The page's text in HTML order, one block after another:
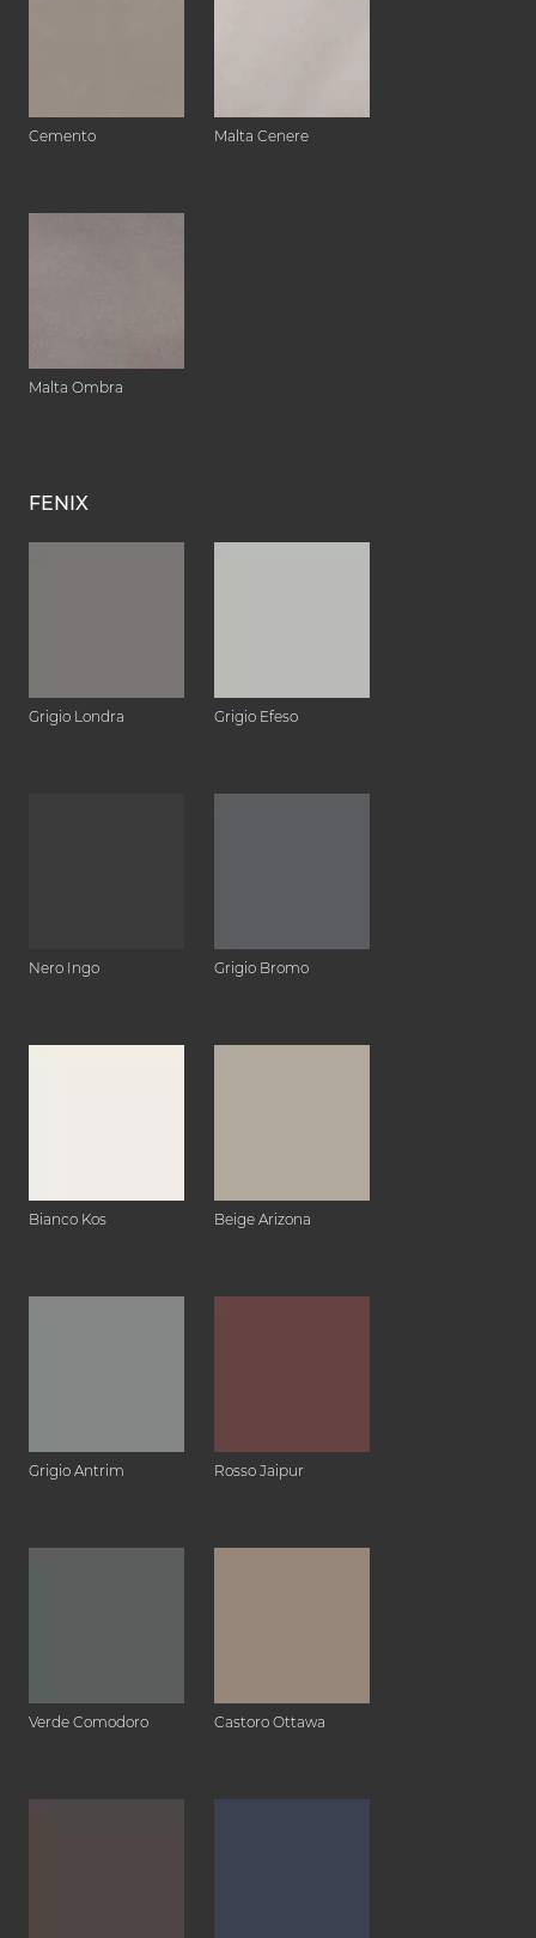
Cemento Malta Cenere
Malta Ombra
FENIX
Grigio Londra Grigio Efeso
Nero Ingo Grigio Bromo
Bianco Kos Beige Arizona
Grigio Antrim Rosso Jaipur
Verde Comodoro Castoro Ottawa